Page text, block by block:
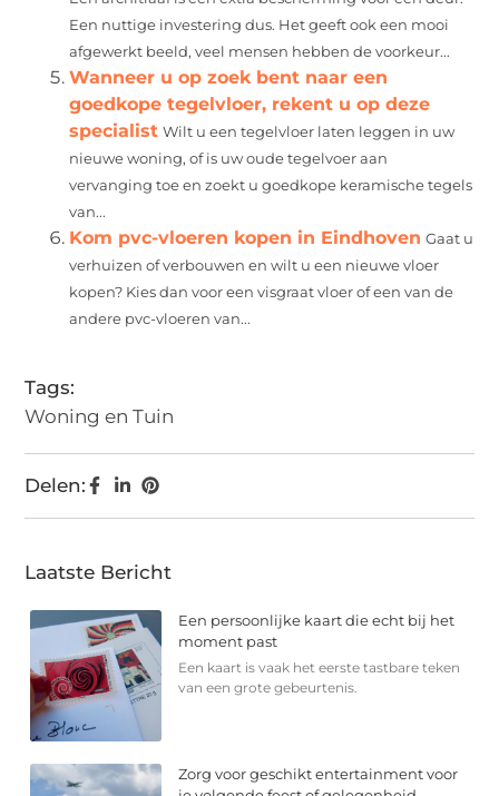
Een nuttige investering dus. Het geeft ook een mooi
afgewerkt beeld, veel mensen hebben de voorkeur...
Wanneer u op zoek bent naar een
goedkope tegelvloer, rekent u op deze
specialist Wilt u een tegelvloer laten leggen in uw
nieuwe woning, of is uw oude tegelvoer aan
vervanging toe en zoekt u goedkope keramische tegels
van...
Kom pvc-vloeren kopen in Eindhoven Gaat u
verhuizen of verbouwen en wilt u een nieuwe vloer
kopen? Kies dan voor een visgraat vloer of een van de
andere pvc-vloeren van...
Tags:
Woning en Tuin
Delen:
Laatste Bericht
Een persoonlijke kaart die echt bij het
moment past
Een kaart is vaak het eerste tastbare teken
van een grote gebeurtenis.
Zorg voor geschikt entertainment voor